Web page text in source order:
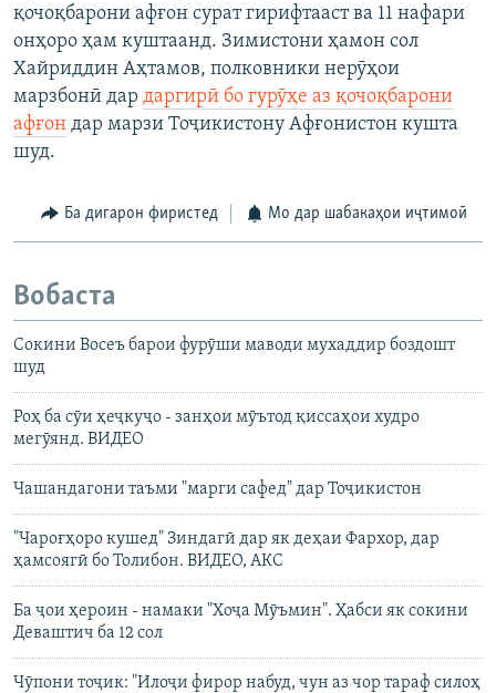
қочоқбарони афғон сурат гирифтааст ва 11 нафари
онҳоро ҳам куштаанд. Зимистони ҳамон сол
Хайриддин Аҳтамов, полковники нерӯҳои
марзбонӣ дар даргирӣ бо гурӯҳе аз қочоқбарони
афғон дар марзи Тоҷикистону Афғонистон кушта
шуд.
Ба дигарон фиристед Мо дар шабакаҳои иҷтимоӣ
Вобаста
Сокини Восеъ барои фурӯши маводи мухаддир боздошт
шуд
Роҳ ба сӯи ҳеҷкуҷо - занҳои мӯътод қиссаҳои худро
мегӯянд. ВИДЕО
Чашандагони таъми "марги сафед" дар Тоҷикистон
"Чароғҳоро кушед" Зиндагӣ дар як деҳаи Фархор, дар
ҳамсоягӣ бо Толибон. ВИДЕО, АКС
Ба ҷои ҳероин - намаки "Хоҷа Мӯъмин". Ҳабси як сокини
Деваштич ба 12 сол
Чӯпони тоҷик: "Илоҷи фирор набуд, чун аз чор тараф силоҳ